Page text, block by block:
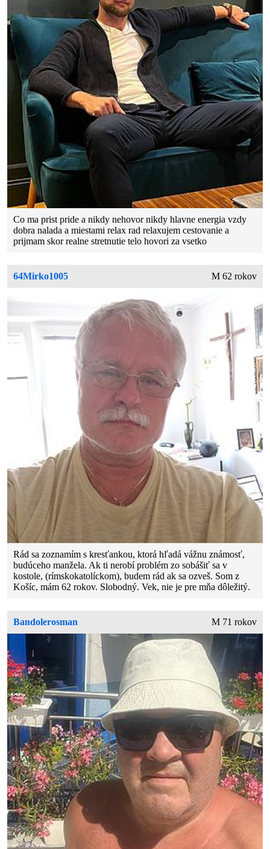
Co ma prist pride a nikdy nehovor nikdy hlavne energia vzdy
dobra nalada a miestami relax rad relaxujem cestovanie a
prijmam skor realne stretnutie telo hovori za vsetko
64Mirko1005 M 62 rokov
Rád sa zoznamím s kresťankou, ktorá hľadá vážnu známosť,
budúceho manžela. Ak ti nerobí problém zo sobášiť sa v
kostole, (rímskokatolíckom), budem rád ak sa ozveš. Som z
Košíc, mám 62 rokov. Slobodný. Vek, nie je pre mňa dôležitý.
Bandolerosman M 71 rokov